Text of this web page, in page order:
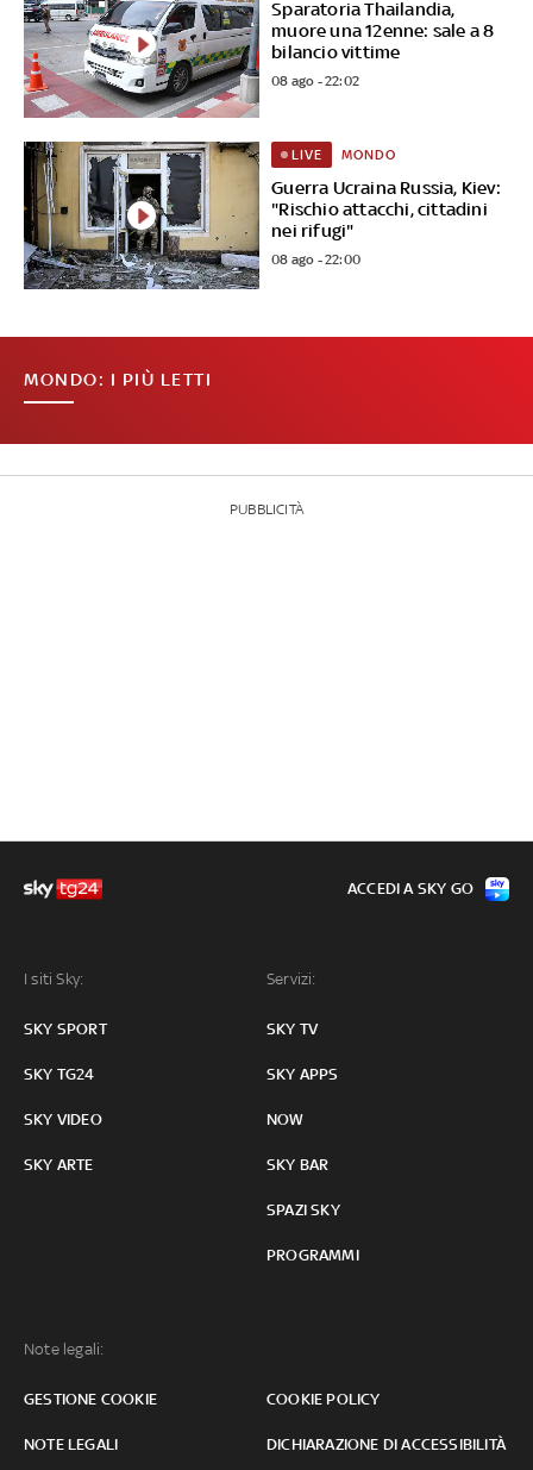
Sparatoria Thailandia,
muore una 12enne: sale a 8
bilancio vittime
08 ago - 22:02
Guerra Ucraina Russia, Kiev:
"Rischio attacchi, cittadini
nei rifugi"
LIVE MONDO
08 ago - 22:00
MONDO: I PIÙ LETTI
PUBBLICITÀ
I siti Sky:
SKY SPORT
SKY TG24
SKY VIDEO
SKY ARTE
Servizi:
SKY TV
SKY APPS
NOW
SKY BAR
SPAZI SKY
PROGRAMMI
Note legali:
GESTIONE COOKIE COOKIE POLICY
NOTE LEGALI DICHIARAZIONE DI ACCESSIBILITÀ
ACCEDI A SKY GO